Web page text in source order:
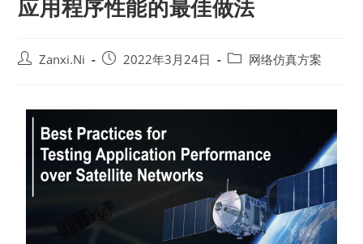
应用程序性能的最佳做法
Zanxi.Ni 2022年3月24日 网络仿真方案